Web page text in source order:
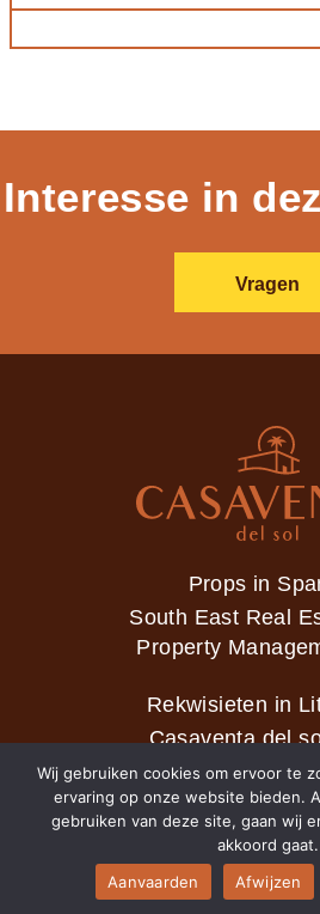
Interesse in
Vragen
Props in
South East Real
Property
Rekwisieten in
Casaventa del
2026 ©
Wij gebruiken cookies om ervoor te
ervaring op onze website bieden.
gebruiken van deze site, gaan wij
akkoord gaat.
Aanvaarden
Afwijzen